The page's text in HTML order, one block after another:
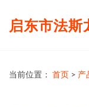
启东市法斯
当前位置： 首页 > 产